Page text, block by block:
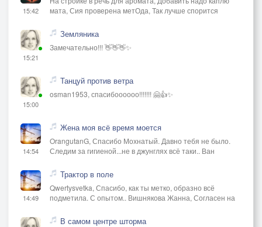
15:42
мата, Сия проверена метОда, Так лучше спорится
15:21
Земляника
Замечательно!!! 👋👋👋✨
15:00
Танцуй против ветра
osman1953, спасибоооооо!!!!!!! 🤗👍✨
14:54
Жена моя всё время моется
OrangutanG, Спасибо Мохнатый. Давно тебя не было.
Следим за гигиеной...не в джунглях всё таки.. Ван
14:49
Трактор в поле
Qwertysvetka, Спасибо, как ты метко, образно всё
подметила. С опытом.. Вишнякова Жанна, Согласен на
В самом центре шторма